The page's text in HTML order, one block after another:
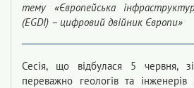
тему «Європейська
(EGDI) – цифровий двійник Європи»
Сесія, що відбулася 5 червня,
переважно геологів та інженерів